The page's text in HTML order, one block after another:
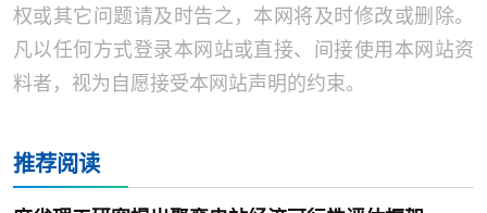
权或其它问题请及时告之，本网将及时修改或删除。
凡以任何方式登录本网站或直接、间接使用本网站资
料者，视为自愿接受本网站声明的约束。
推荐阅读